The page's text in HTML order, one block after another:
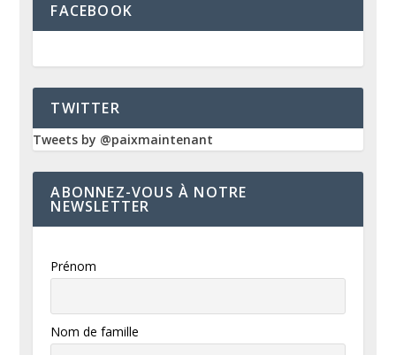
FACEBOOK
TWITTER
Tweets by @paixmaintenant
ABONNEZ-VOUS À NOTRE
NEWSLETTER
Prénom
Nom de famille